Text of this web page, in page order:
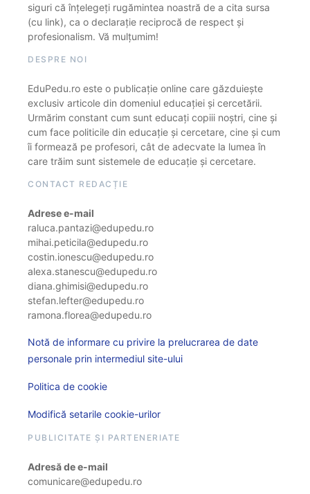
siguri că înțelegeți rugămintea noastră de a cita sursa
(cu link), ca o declarație reciprocă de respect și
profesionalism. Vă mulțumim!
DESPRE NOI
EduPedu.ro este o publicație online care găzduiește
exclusiv articole din domeniul educației și cercetării.
Urmărim constant cum sunt educați copiii noștri, cine și
cum face politicile din educație și cercetare, cine și cum
îi formează pe profesori, cât de adecvate la lumea în
care trăim sunt sistemele de educație și cercetare.
CONTACT REDACȚIE
Adrese e-mail
raluca.pantazi@edupedu.ro
mihai.peticila@edupedu.ro
costin.ionescu@edupedu.ro
alexa.stanescu@edupedu.ro
diana.ghimisi@edupedu.ro
stefan.lefter@edupedu.ro
ramona.florea@edupedu.ro
Notă de informare cu privire la prelucrarea de date
personale prin intermediul site-ului
Politica de cookie
Modifică setarile cookie-urilor
PUBLICITATE ȘI PARTENERIATE
Adresă de e-mail
comunicare@edupedu.ro